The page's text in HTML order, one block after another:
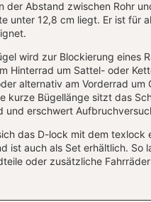
der Abstand zwischen Rohr
unter 12,8 cm liegt. Er ist für
wird zur Blockierung eines
Hinterrad um Sattel- oder
alternativ am Vorderrad um
kurze Bügellänge sitzt das
und erschwert
das D-lock mit dem texlock
ist auch als Set erhältlich. So
oder zusätzliche